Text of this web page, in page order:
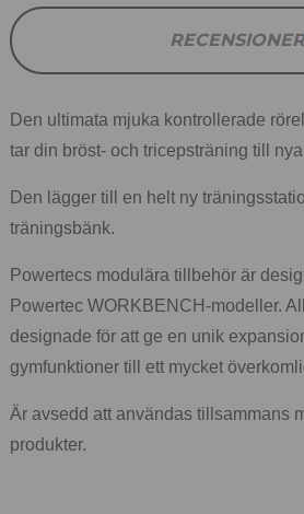
Den ultimata mjuka kontrollerade
tar din bröst- och tricepsträning till
Den lägger till en helt ny
träningsbänk.
Powertecs modulära tillbehör är
Powertec WORKBENCH-modeller.
designade för att ge en unik
gymfunktioner till ett mycket
Är avsedd att användas tillsammans
produkter.